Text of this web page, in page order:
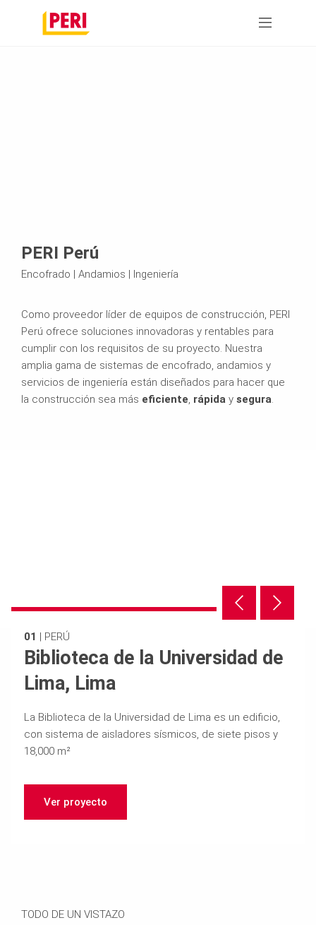
PERI Perú
Encofrado | Andamios | Ingeniería
Como proveedor líder de equipos de construcción, PERI
Perú ofrece soluciones innovadoras y rentables para
cumplir con los requisitos de su proyecto. Nuestra
amplia gama de sistemas de encofrado, andamios y
servicios de ingeniería están diseñados para hacer que
la construcción sea más eficiente, rápida y segura.
01 | PERÚ
Biblioteca de la Universidad de
Lima, Lima
La Biblioteca de la Universidad de Lima es un edificio,
con sistema de aisladores sísmicos, de siete pisos y
18,000 m²
Ver proyecto
TODO DE UN VISTAZO